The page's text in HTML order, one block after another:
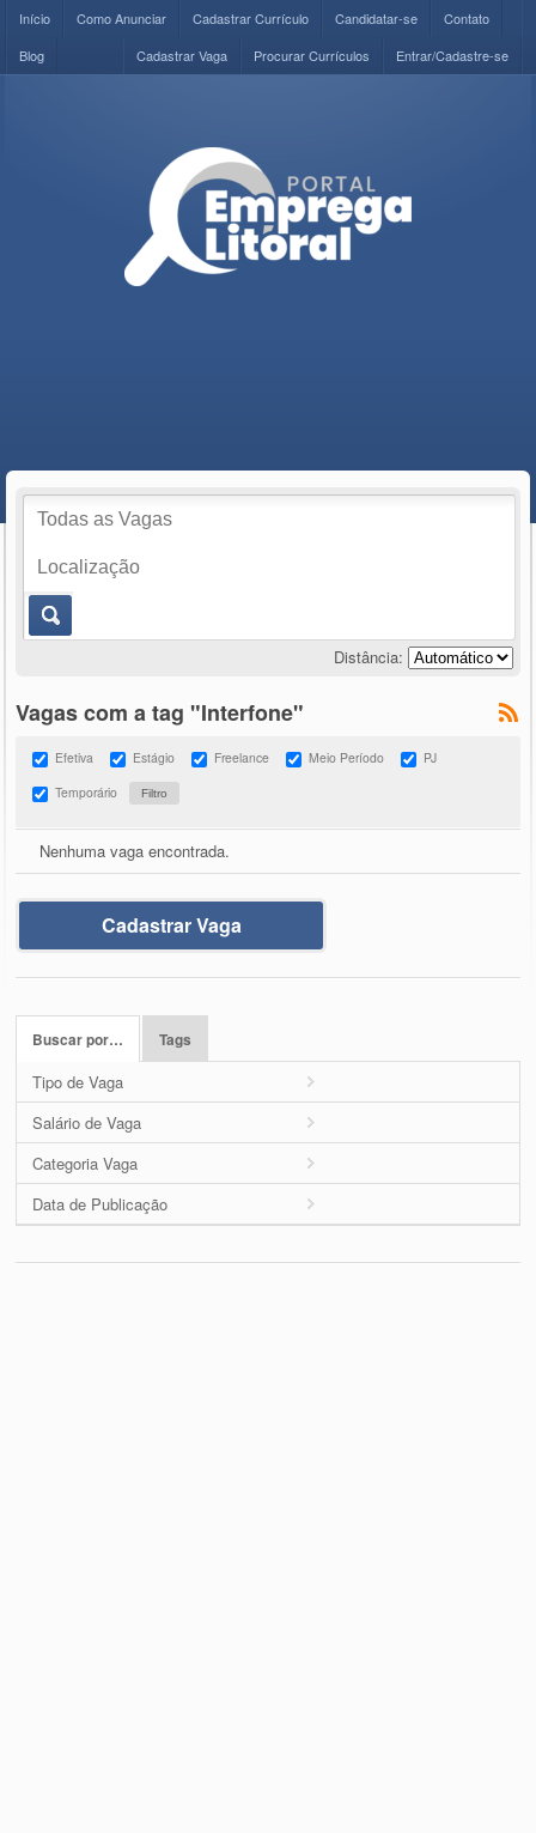
Início Como Anunciar Cadastrar Currículo Candidatar-se
Contato
Blog
Entrar/Cadastre-se
Procurar Currículos
Cadastrar Vaga
Distância:
Vagas com a tag "Interfone"
Efetiva Estágio Freelance Meio Período
PJ
Temporário
Nenhuma vaga encontrada.
Cadastrar Vaga
Buscar por… Tags
Tipo de Vaga
Salário de Vaga
Categoria Vaga
Data de Publicação